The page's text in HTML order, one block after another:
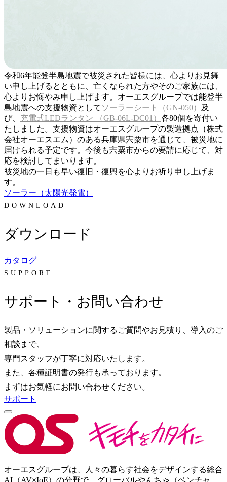
令和6年能登半島地震で被災された皆様には、心よりお見舞
い申し上げるとともに、亡くなられた方やそのご家族には、
心よりお悔やみ申し上げます。オーエスグループでは能登半
島地震への支援物資として ソーラーシート（GN-050）
及
び、 充電式LEDランタン （GB-06L-DC01） 各80個を寄付い
たしました。支援物資はオーエスグループの製造拠点（株式
会社オーエスエム）のある兵庫県宍粟市を通じて、被災地に
届けられる予定です。今後も宍粟市からの要請に応じて、対
応を検討してまいります。
被災地の一日も早い復旧・復興を心よりお祈り申し上げま
す。
ソーラー（太陽光発電）
DOWNLOAD
ダウンロード
カタログ
SUPPORT
サポート・お問い合わせ
製品・ソリューションに関するご質問やお見積り、導入のご
相談まで、
専門スタッフが丁寧に対応いたします。
また、各種証明書の発行も承っております。
まずはお気軽にお問い合わせください。
サポート
オーエスグループは、人々の暮らす社会をデザインする総合
AI（AV×IoE）の分野で、グローバルやんちゃ（ベンチャ